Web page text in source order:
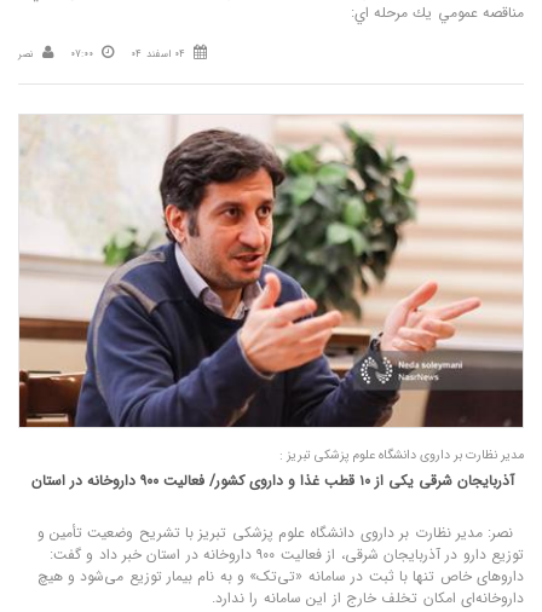
مناقصه عمومي يك مرحله ­اي:
04 اسفند 04 07:00 نصر
مدیر نظارت بر داروی دانشگاه علوم پزشکی تبریز :
آذربایجان شرقی یکی از ۱۰ قطب غذا و داروی کشور/ فعالیت ۹۰۰ داروخانه در استان
نصر: مدیر نظارت بر داروی دانشگاه علوم پزشکی تبریز با تشریح وضعیت تأمین و
توزیع دارو در آذربایجان شرقی، از فعالیت ۹۰۰ داروخانه در استان خبر داد و گفت:
داروهای خاص تنها با ثبت در سامانه «تی‌تک» و به نام بیمار توزیع می‌شود و هیچ
داروخانه‌ای امکان تخلف خارج از این سامانه را ندارد.